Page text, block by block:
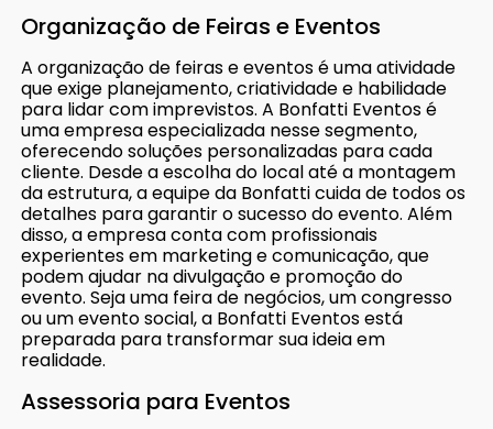
Organização de Feiras e Eventos
A organização de feiras e eventos é uma atividade
que exige planejamento, criatividade e habilidade
para lidar com imprevistos. A Bonfatti Eventos é
uma empresa especializada nesse segmento,
oferecendo soluções personalizadas para cada
cliente. Desde a escolha do local até a montagem
da estrutura, a equipe da Bonfatti cuida de todos os
detalhes para garantir o sucesso do evento. Além
disso, a empresa conta com profissionais
experientes em marketing e comunicação, que
podem ajudar na divulgação e promoção do
evento. Seja uma feira de negócios, um congresso
ou um evento social, a Bonfatti Eventos está
preparada para transformar sua ideia em
realidade.
Assessoria para Eventos